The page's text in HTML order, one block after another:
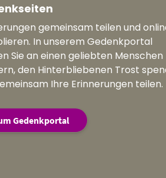
gemeinsam teilen und
In unserem Gedenkportal
Sie an einen geliebten Menschen
den Hinterbliebenen Trost
Ihre Erinnerungen teilen.
Gedenkportal